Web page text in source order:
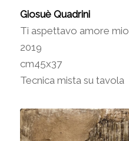
Giosuè Quadrini
Ti aspettavo amore mio
2019
cm45x37
Tecnica mista su tavola